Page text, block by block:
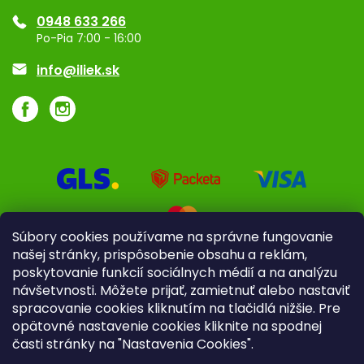
Súbory cookies používame na správne fungovanie
našej stránky, prispôsobenie obsahu a reklám,
poskytovanie funkcií sociálnych médií a na analýzu
návšetvnosti. Môžete prijať, zamietnuť alebo nastaviť
spracovanie cookies kliknutím na tlačidlá nižšie. Pre
opätovné nastavenie cookies kliknite na spodnej
časti stránky na "Nastavenia Cookies".
Značky0948 633 266
Po-Pia 7:00 - 16:00
info@iliek.sk
Pre firmy Poradenstvo